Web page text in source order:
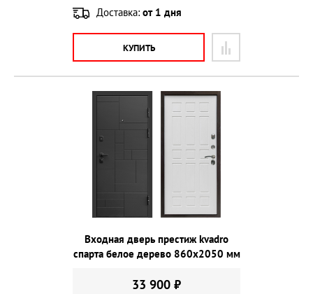
Доставка: от 1 дня
КУПИТЬ
Входная дверь престиж kvadro
спарта белое дерево 860х2050 мм
33 900 ₽